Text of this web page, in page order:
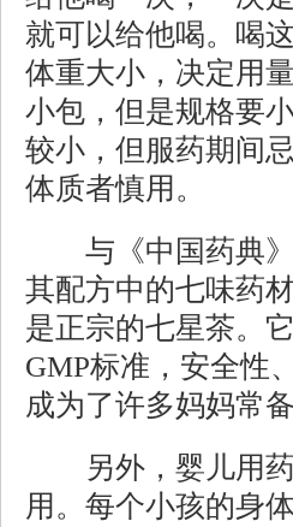
就可以给他喝。喝
体重大小，决定用
小包，但是规格要
较小，但服药期间
体质者慎用。
与《中国药典》
其配方中的七味药
是正宗的七星茶。
GMP标准，安全性
成为了许多妈妈常
另外，婴儿用药
用。每个小孩的身